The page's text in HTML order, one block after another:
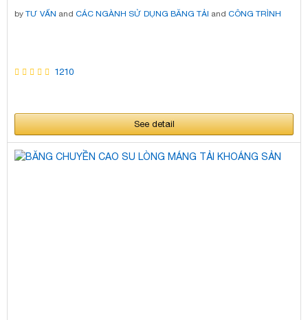
by TƯ VẤN and CÁC NGÀNH SỬ DỤNG BĂNG TẢI and CÔNG TRÌNH
1210
See detail